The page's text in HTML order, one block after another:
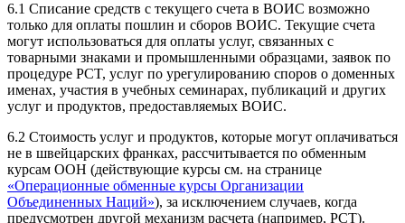
6.1 Списание средств с текущего счета в ВОИС возможно
только для оплаты пошлин и сборов ВОИС. Текущие счета
могут использоваться для оплаты услуг, связанных с
товарными знаками и промышленными образцами, заявок по
процедуре PCT, услуг по урегулированию споров о доменных
именах, участия в учебных семинарах, публикаций и других
услуг и продуктов, предоставляемых ВОИС.
6.2 Стоимость услуг и продуктов, которые могут оплачиваться
не в швейцарских франках, рассчитывается по обменным
курсам ООН (действующие курсы см. на странице
«Операционные обменные курсы Организации
Объединенных Наций»), за исключением случаев, когда
предусмотрен другой механизм расчета (например, PCT).